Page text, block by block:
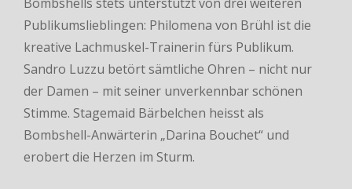
Publikumslieblingen: Philomena von Brühl ist die
kreative Lachmuskel-Trainerin fürs Publikum.
Sandro Luzzu betört sämtliche Ohren – nicht nur
der Damen – mit seiner unverkennbar schönen
Stimme. Stagemaid Bärbelchen heisst als
Bombshell-Anwärterin „Darina Bouchet“ und
erobert die Herzen im Sturm.